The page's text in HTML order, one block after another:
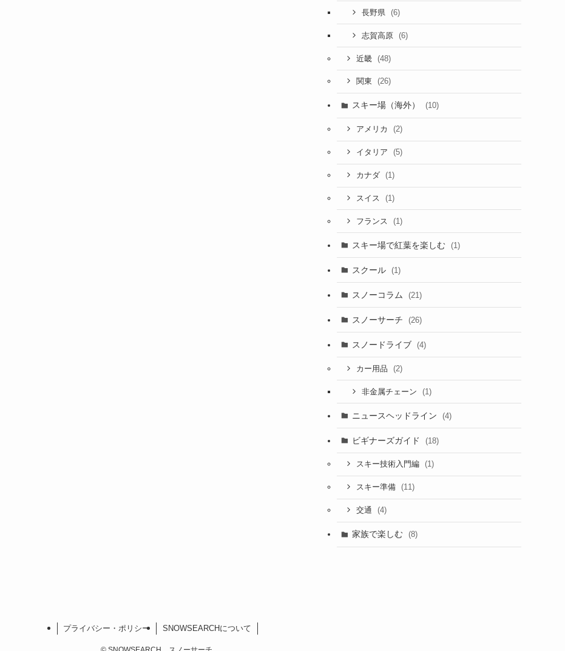
長野県 (6)
志賀高原 (6)
近畿 (48)
関東 (26)
スキー場（海外） (10)
アメリカ (2)
イタリア (5)
カナダ (1)
スイス (1)
フランス (1)
スキー場で紅葉を楽しむ (1)
スクール (1)
スノーコラム (21)
スノーサーチ (26)
スノードライブ (4)
カー用品 (2)
非金属チェーン (1)
ニュースヘッドライン (4)
ビギナーズガイド (18)
スキー技術入門編 (1)
スキー準備 (11)
交通 (4)
家族で楽しむ (8)
プライバシー・ポリシー SNOWSEARCHについて